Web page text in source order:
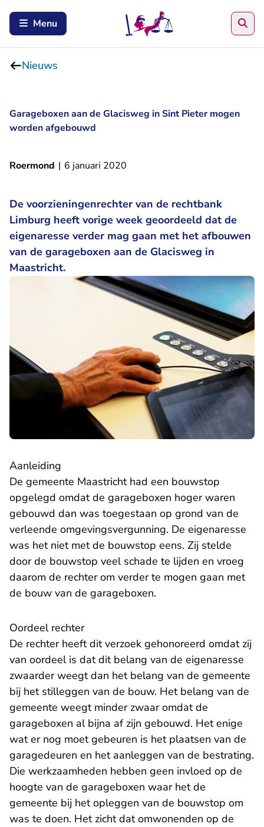
Menu
Nieuws
Garageboxen aan de Glacisweg in Sint Pieter mogen
worden afgebouwd
Roermond | 6 januari 2020
De voorzieningenrechter van de rechtbank
Limburg heeft vorige week geoordeeld dat de
eigenaresse verder mag gaan met het afbouwen
van de garageboxen aan de Glacisweg in
Maastricht.
Aanleiding
De gemeente Maastricht had een bouwstop
opgelegd omdat de garageboxen hoger waren
gebouwd dan was toegestaan op grond van de
verleende omgevingsvergunning. De eigenaresse
was het niet met de bouwstop eens. Zij stelde
door de bouwstop veel schade te lijden en vroeg
daarom de rechter om verder te mogen gaan met
de bouw van de garageboxen.
Oordeel rechter
De rechter heeft dit verzoek gehonoreerd omdat zij
van oordeel is dat dit belang van de eigenaresse
zwaarder weegt dan het belang van de gemeente
bij het stilleggen van de bouw. Het belang van de
gemeente weegt minder zwaar omdat de
garageboxen al bijna af zijn gebouwd. Het enige
wat er nog moet gebeuren is het plaatsen van de
garagedeuren en het aanleggen van de bestrating.
Die werkzaamheden hebben geen invloed op de
hoogte van de garageboxen waar het de
gemeente bij het opleggen van de bouwstop om
was te doen. Het zicht dat omwonenden op de